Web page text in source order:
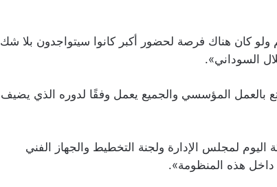
كان هناك فرصة لحضور أكبر كانوا سيتواجدون بلا شك
السوداني».
بالعمل المؤسسي والجميع يعمل وفقًا لدوره الذي يضيف
اليوم لمجلس الإدارة ولجنة التخطيط والجهاز الفني
داخل هذه المنظومة».